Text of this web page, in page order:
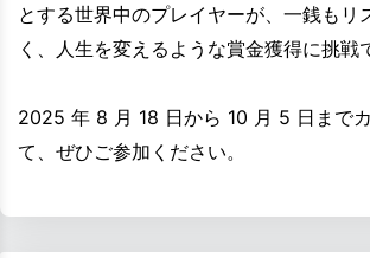
とする世界中のプレイヤーが、一銭もリ
く、人生を変えるような賞金獲得に挑戦
2025 年 8 月 18 日から 10 月 5 日まで
て、ぜひご参加ください。